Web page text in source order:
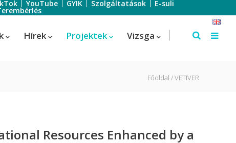
YouTube GYIK Szolgáltatások E-suli
Szálloda-szervező
Hírek Projektek Vizsga
Főoldal VETIVER
Resources Enhanced by a